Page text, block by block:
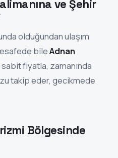
ve Şehir
olduğundan ulaşım
bileAdnan
sabit fiyatla, zamanında
takip eder, gecikmede
Bölgesinde